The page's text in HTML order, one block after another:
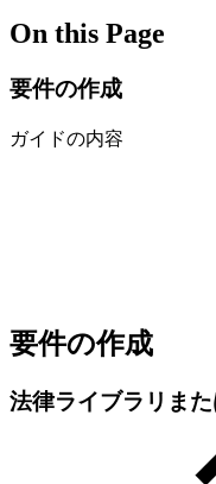
On this Page
要件の作成
ガイドの内容
要件の作成
法律ライブラリま